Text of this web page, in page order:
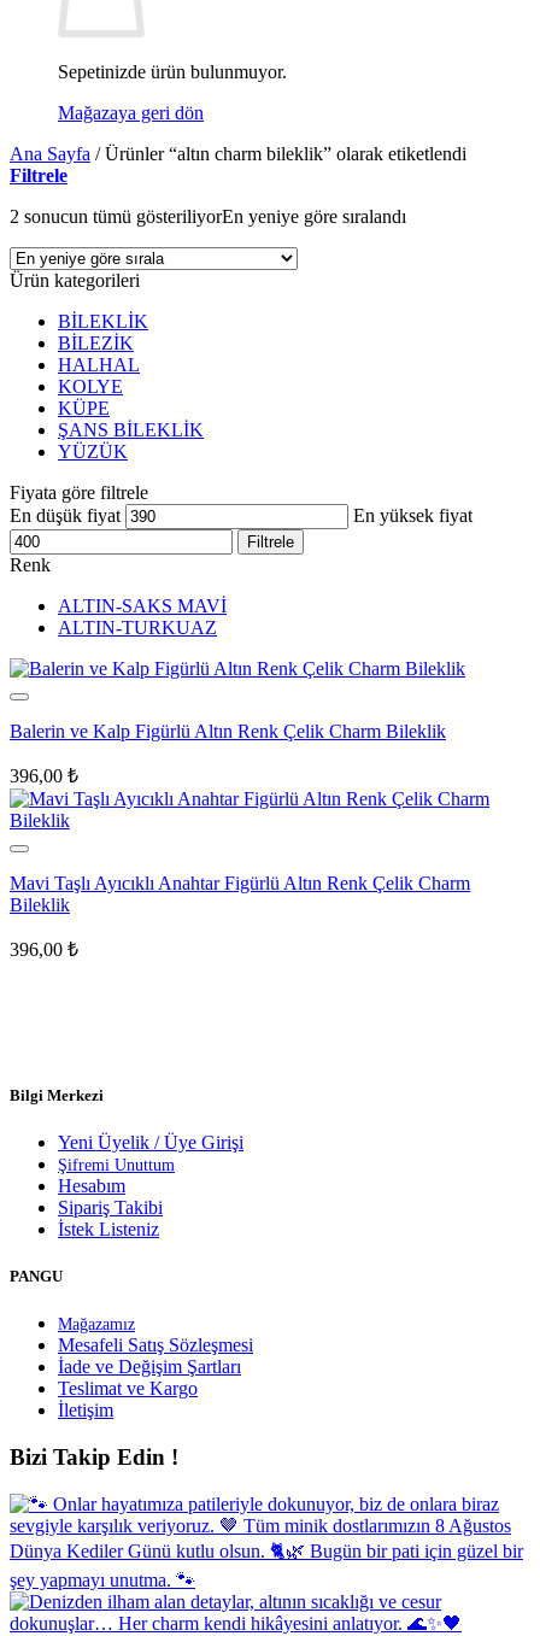
Sepetinizde ürün bulunmuyor.
Mağazaya geri dön
Ana Sayfa /Ürünler “altın charm bileklik” olarak etiketlendi
Filtrele
2 sonucun tümü gösteriliyorEn yeniye göre sıralandı
Ürün kategorileri
BİLEKLİK
BİLEZİK
HALHAL
KOLYE
KÜPE
ŞANS BİLEKLİK
YÜZÜK
Fiyata göre filtrele
En düşük fiyat
En yüksek fiyat
Filtrele
Renk
ALTIN-SAKS MAVİ
ALTIN-TURKUAZ
Balerin ve Kalp Figürlü Altın Renk Çelik Charm Bileklik
396,00 ₺
Mavi Taşlı Ayıcıklı Anahtar Figürlü Altın Renk Çelik Charm
Bileklik
396,00 ₺
Bilgi Merkezi
Yeni Üyelik / Üye Girişi
Şifremi Unuttum
Hesabım
Sipariş Takibi
İstek Listeniz
PANGU
Mağazamız
Mesafeli Satış Sözleşmesi
İade ve Değişim Şartları
Teslimat ve Kargo
İletişim
Bizi Takip Edin !